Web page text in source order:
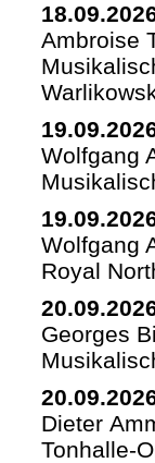
Ambroise
Wolfgang
Wolfgang
Royal
Georges
Dieter
Tonhalle-